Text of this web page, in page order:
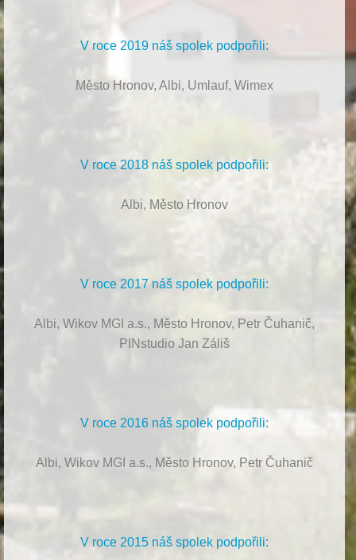
V roce 2019 náš spolek podpořili:
Město Hronov, Albi, Umlauf, Wimex
V roce 2018 náš spolek podpořili:
Albi, Město Hronov
V roce 2017 náš spolek podpořili:
Albi, Wikov MGI a.s., Město Hronov, Petr Čuhanič,
PINstudio Jan Záliš
V roce 2016 náš spolek podpořili:
Albi, Wikov MGI a.s., Město Hronov, Petr Čuhanič
V roce 2015 náš spolek podpořili: